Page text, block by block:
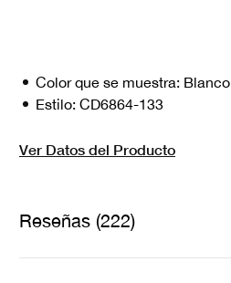
Color que se muestra: Blanco
Estilo: CD6864-133
Ver Datos del Producto
Reseñas (222)